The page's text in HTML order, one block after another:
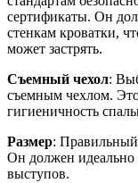
сертификаты. Он
стенкам кроватки,
может застрять.
Съемный чехол:
съемным чехлом.
гигиеничность
Размер: Правильный
Он должен идеально
выступов.